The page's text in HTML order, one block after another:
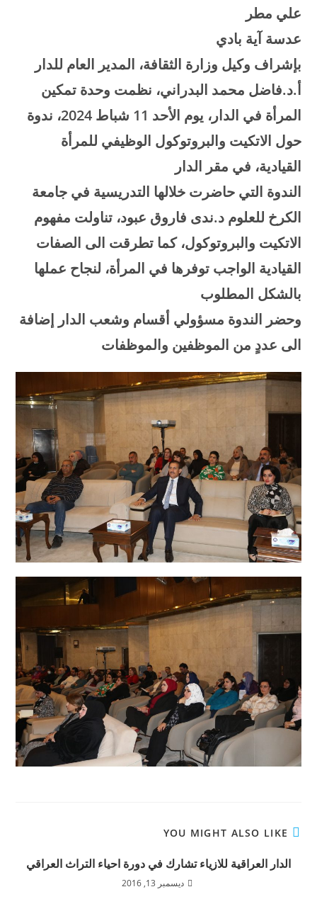
علي مطر
عدسة آية بادي
بإشراف وكيل وزارة الثقافة، المدير العام للدار
أ.د.فاضل محمد البدراني، نظمت وحدة تمكين
المرأة في الدار، يوم الأحد 11 شباط 2024، ندوة
حول الاتكيت والبروتوكول الوظيفي للمرأة
القيادية، في مقر الدار
الندوة التي حاضرت خلالها التدريسية في جامعة
الكرخ للعلوم د.ندى فاروق عبود، تناولت مفهوم
الاتكيت والبروتوكول، كما تطرقت الى الصفات
القيادية الواجب توفرها في المرأة، لنجاح عملها
بالشكل المطلوب
وحضر الندوة مسؤولي أقسام وشعب الدار إضافة
الى عددٍ من الموظفين والموظفات
YOU MIGHT ALSO LIKE
الدار العراقية للازياء تشارك في دورة احياء التراث العراقي
ديسمبر 13, 2016